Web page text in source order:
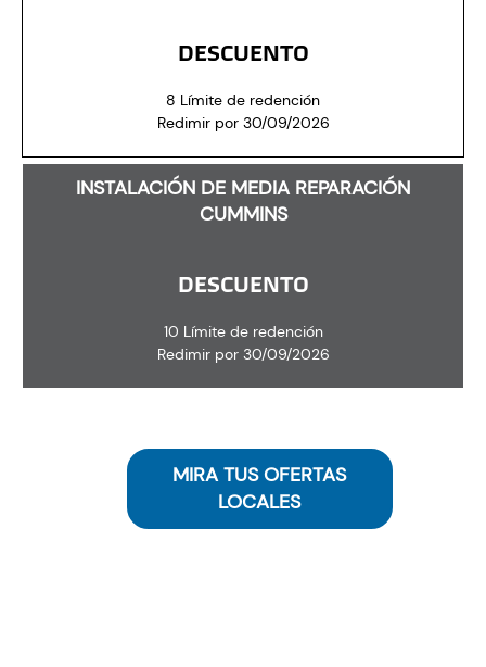
8 Límite de redención
Redimir por 30/09/2026
DESCUENTO
INSTALACIÓN DE MEDIA REPARACIÓN
CUMMINS
10 Límite de redención
Redimir por 30/09/2026
DESCUENTO
MIRA TUS OFERTAS
LOCALES